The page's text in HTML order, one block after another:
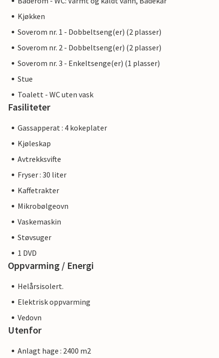
Kjøkken
Soverom nr. 1 - Dobbeltseng(er) (2 plasser)
Soverom nr. 2 - Dobbeltseng(er) (2 plasser)
Soverom nr. 3 - Enkeltsenge(er) (1 plasser)
Stue
Toalett - WC uten vask
Fasiliteter
Gassapperat : 4 kokeplater
Kjøleskap
Avtrekksvifte
Fryser : 30 liter
Kaffetrakter
Mikrobølgeovn
Vaskemaskin
Støvsuger
1 DVD
Oppvarming / Energi
Helårsisolert.
Elektrisk oppvarming
Vedovn
Utenfor
Anlagt hage : 2400 m2